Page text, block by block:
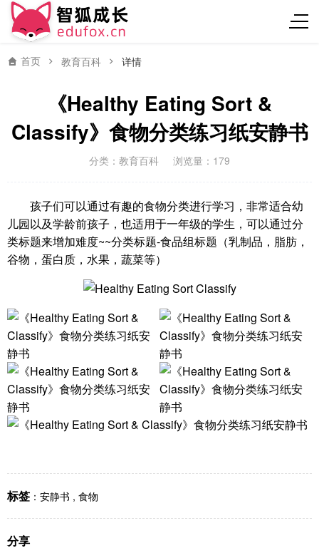
首页 教育百科 详情
《Healthy Eating Sort &
Classify》食物分类练习纸安静书
分类： 教育百科 浏览量：179
孩子们可以通过有趣的食物分类进行学习，非常适合幼
儿园以及学龄前孩子，也适用于一年级的学生，可以通过分
类标题来增加难度~~分类标题-食品组标题（乳制品，脂肪，
谷物，蛋白质，水果，蔬菜等）
标签 ： 安静书 , 食物
分享